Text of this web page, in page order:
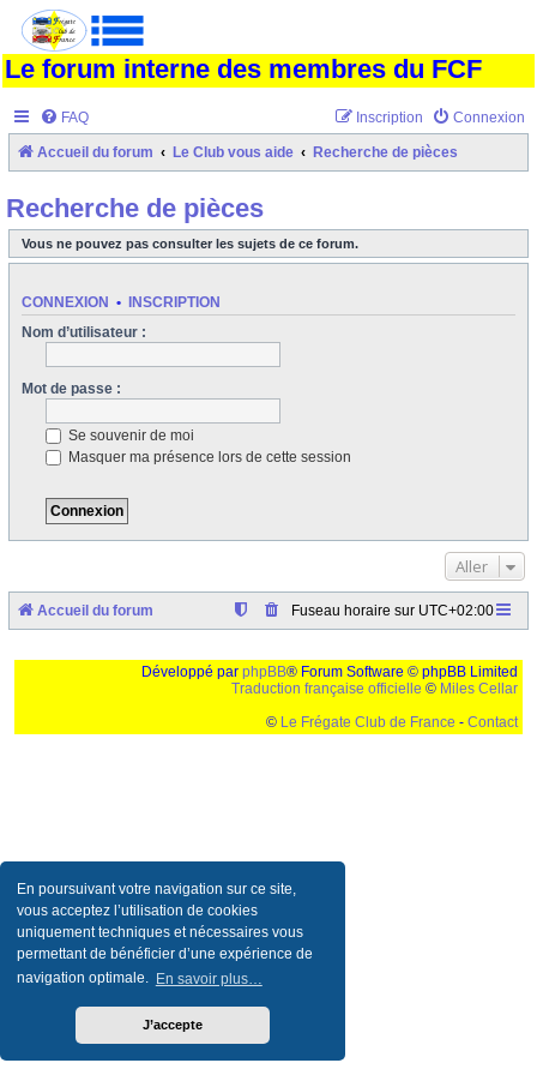
En poursuivant votre navigation sur ce site,
vous acceptez l’utilisation de cookies
uniquement techniques et nécessaires vous
permettant de bénéficier d’une expérience de
navigation optimale. En savoir plus…
J’accepte
Le forum interne des membres du FCF
FAQ Connexion
Inscription
Accueil du forum Le Club vous aide Recherche de pièces
Recherche de pièces
Vous ne pouvez pas consulter les sujets de ce forum.
CONNEXION • INSCRIPTION
Nom d’utilisateur :
Mot de passe :
Se souvenir de moi
Masquer ma présence lors de cette session
Aller
Accueil du forum Fuseau horaire sur UTC+02:00
Développé par phpBB® Forum Software © phpBB Limited
Traduction française officielle © Miles Cellar
© Le Frégate Club de France - Contact